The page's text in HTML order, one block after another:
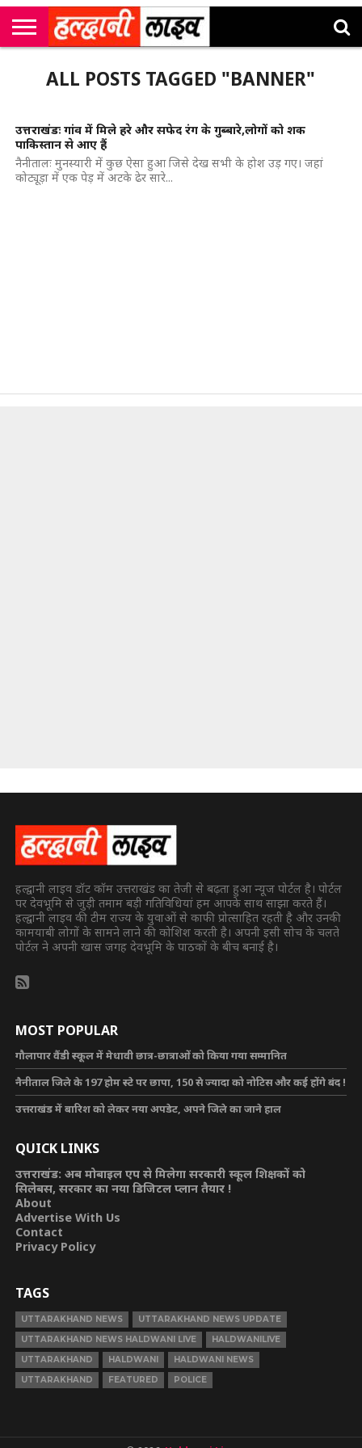
कॉर्नर
उत्तराखंड
न्यूज़
मनोरंजन
सम्पादकीय
अलर्ट्स
ALL POSTS TAGGED "BANNER"
उत्तराखंडः गांव में मिले हरे और सफेद रंग के गुब्बारे,लोगों को शक
पाकिस्तान से आए हैं
नैनीतालः मुनस्यारी में कुछ ऐसा हुआ जिसे देख सभी के होश उड़ गए। जहां
कोट्यूड़ा में एक पेड़ में अटके ढेर सारे...
हल्द्वानी लाइव डॉट कॉम उत्तराखंड का तेजी से बढ़ता हुआ न्यूज पोर्टल है। पोर्टल
पर देवभूमि से जुड़ी तमाम बड़ी गतिविधियां हम आपके साथ साझा करते हैं।
हल्द्वानी लाइव की टीम राज्य के युवाओं से काफी प्रोत्साहित रहती है और उनकी
कामयाबी लोगों के सामने लाने की कोशिश करती है। अपनी इसी सोच के चलते
पोर्टल ने अपनी खास जगह देवभूमि के पाठकों के बीच बनाई है।
MOST POPULAR
गौलापार वैंडी स्कूल में मेधावी छात्र-छात्राओं को किया गया सम्मानित
नैनीताल जिले के 197 होम स्टे पर छापा, 150 से ज्यादा को नोटिस और कई होंगे बंद !
उत्तराखंड में बारिश को लेकर नया अपडेट, अपने जिले का जाने हाल
QUICK LINKS
उत्तराखंड: अब मोबाइल एप से मिलेगा सरकारी स्कूल शिक्षकों को
सिलेबस, सरकार का नया डिजिटल प्लान तैयार !
About
Advertise With Us
Contact
Privacy Policy
TAGS
UTTARAKHAND NEWS
UTTARAKHAND NEWS UPDATE
UTTARAKHAND NEWS HALDWANI LIVE
HALDWANILIVE
UTTARAKHAND
HALDWANI
HALDWANI NEWS
UTTARAKHAND
FEATURED POLICE